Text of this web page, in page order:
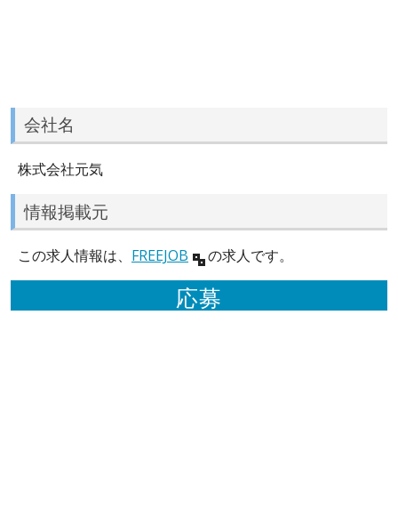
会社名
株式会社元気
情報掲載元
この求人情報は、 FREEJOB の求人です。
応募